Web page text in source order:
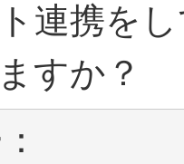
連携を
すか？